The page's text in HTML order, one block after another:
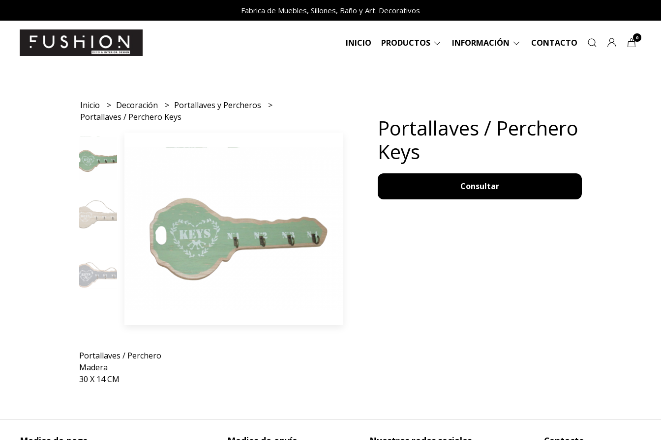
Fabrica de Muebles, Sillones, Baño y Art. Decorativos
INICIO PRODUCTOS INFORMACIÓN CONTACTO 0
Inicio Decoración
Portallaves y Percheros
Portallaves / Perchero Keys
Portallaves / Perchero
Madera
30 X 14 CM
Portallaves / Perchero
Keys
Consultar